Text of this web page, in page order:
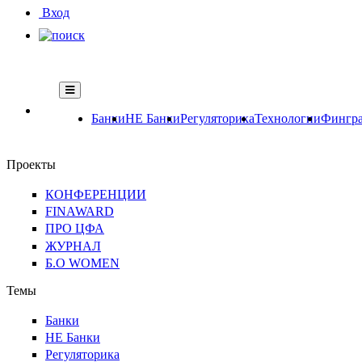
Вход
БанкиНЕ БанкиРегуляторикаТехнологии
Проекты
КОНФЕРЕНЦИИ
FINAWARD
ПРО ЦФА
ЖУРНАЛ
Б.О WOMEN
Темы
Банки
НЕ Банки
Регуляторика